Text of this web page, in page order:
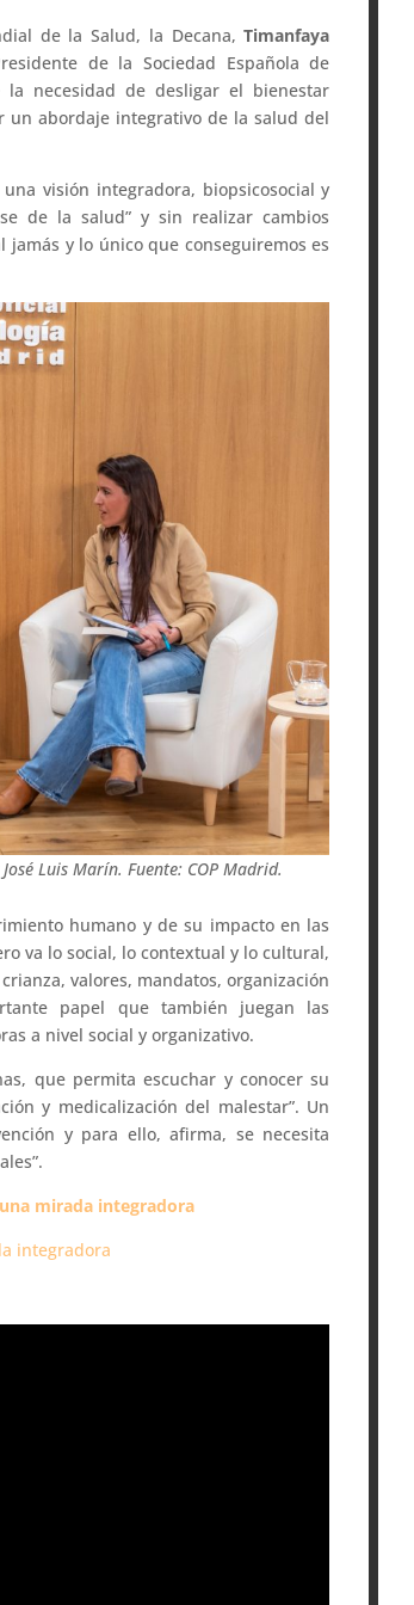
de la Salud, la Decana,Timanfaya
de la Sociedad Española de
la necesidad de desligar el bienestar
un abordaje integrativo de la salud del
visión integradora, biopsicosocial y
de la salud” y sin realizar cambios
y lo único que conseguiremos es
Luis Marín. Fuente: COP Madrid.
humano y de su impacto en las
va lo social, lo contextual y lo cultural,
valores, mandatos, organización
papel que también juegan las
a nivel social y organizativo.
que permita escuchar y conocer su
y medicalización del malestar”. Un
y para ello, afirma, se necesita
mirada integradora